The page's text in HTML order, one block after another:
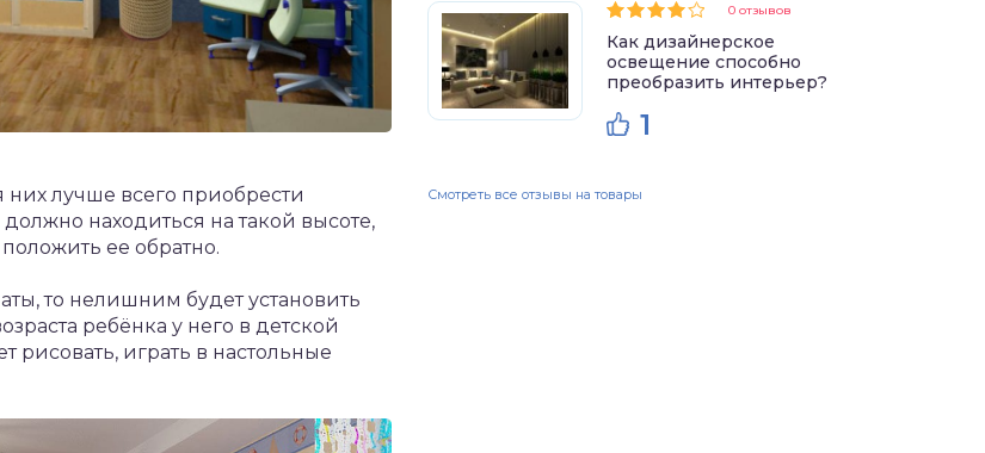
них лучше всего приобрести
находиться на такой высоте,
ее обратно.
то нелишним будет установить
ребёнка у него в детской
рисовать, играть в настольные
0 отзывов
Как дизайнерское
освещение способно
преобразить интерьер?
1
Смотреть все отзывы на товары